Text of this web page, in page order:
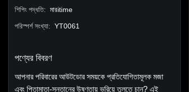
শিপিং পদ্ধতি: মারitime
পরিস্পর্শ সংখ্যা: YT0061
পণ্যের বিবরণ
আপনার পরিবারের আউটডোর সময়কে প্রতিযোগিতামূলক মজা
এবং পিতামাতা-সন্তানের উষ্ণতায় ভরিয়ে তুলতে চান? এই